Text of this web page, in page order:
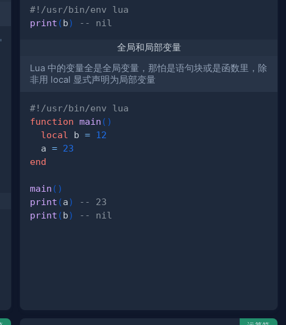
"grape"
#!/usr/bin/env lua
print (b) -- nil
全局和局部变量
Lua 中的变量全是全局变量，那怕是语句块或是函数里，除
非用 local 显式声明为局部变量
#!/usr/bin/env lua
function main ( )
local
b = 12
  a
= 23
end
main ( )
print (a)
-- 23
print (b) -- nil